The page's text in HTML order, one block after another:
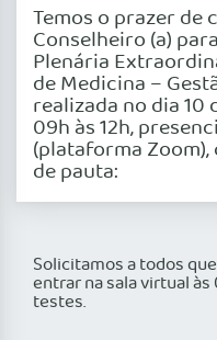
Temos o prazer de
Conselheiro (a)
Plenária
de Medicina –
realizada no dia 10
09h às 12h,
(plataforma
de pauta:
Solicitamos a todos
entrar na sala virtual
testes.